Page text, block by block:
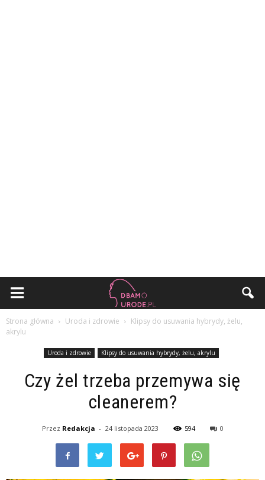
Strona główna Uroda i zdrowie
Klipsy do usuwania hybrydy, żelu,
akrylu
Uroda i zdrowie Klipsy do usuwania hybrydy, żelu, akrylu
Czy żel trzeba przemywa się
cleanerem?
Przez Redakcja - 24 listopada 2023 594 0